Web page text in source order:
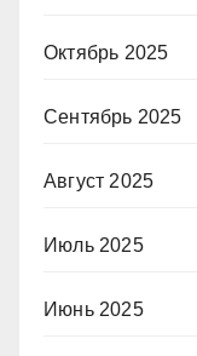
Октябрь 2025
Сентябрь 2025
Август 2025
Июль 2025
Июнь 2025